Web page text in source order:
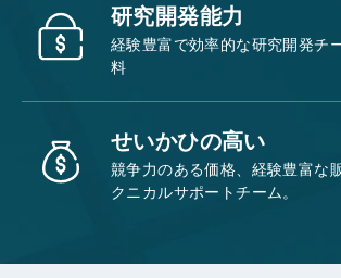
研究開発能力
経験豊富で効率的な研究開発チ
料
せいかひの高い
競争力のある価格、経験豊富な
クニカルサポートチーム。